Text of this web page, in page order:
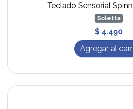
Teclado Sensorial
Soletta
$ 4.490
Agregar al